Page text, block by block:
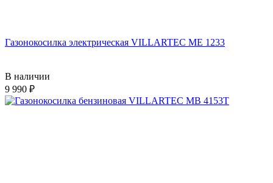
Газонокосилка электрическая VILLARTEC ME 1233
В наличии
9 990